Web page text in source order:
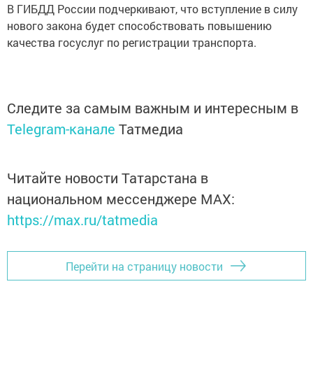
В ГИБДД России подчеркивают, что вступление в силу
нового закона будет способствовать повышению
качества госуслуг по регистрации транспорта.
Следите за самым важным и интересным в
Telegram-канале Татмедиа
Читайте новости Татарстана в
национальном мессенджере MАХ:
https://max.ru/tatmedia
Перейти на страницу новости